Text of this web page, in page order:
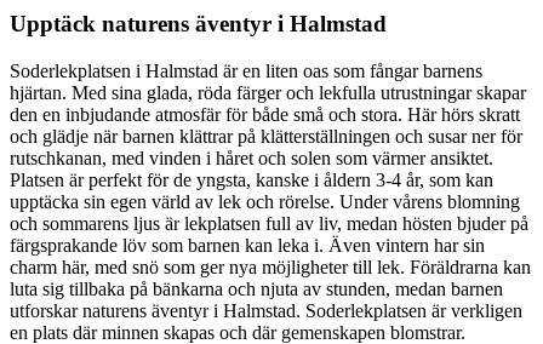
Upptäck naturens äventyr i Halmstad
Soderlekplatsen i Halmstad är en liten oas som fångar barnens
hjärtan. Med sina glada, röda färger och lekfulla utrustningar skapar
den en inbjudande atmosfär för både små och stora. Här hörs skratt
och glädje när barnen klättrar på klätterställningen och susar ner för
rutschkanan, med vinden i håret och solen som värmer ansiktet.
Platsen är perfekt för de yngsta, kanske i åldern 3-4 år, som kan
upptäcka sin egen värld av lek och rörelse. Under vårens blomning
och sommarens ljus är lekplatsen full av liv, medan hösten bjuder på
färgsprakande löv som barnen kan leka i. Även vintern har sin
charm här, med snö som ger nya möjligheter till lek. Föräldrarna kan
luta sig tillbaka på bänkarna och njuta av stunden, medan barnen
utforskar naturens äventyr i Halmstad. Soderlekplatsen är verkligen
en plats där minnen skapas och där gemenskapen blomstrar.